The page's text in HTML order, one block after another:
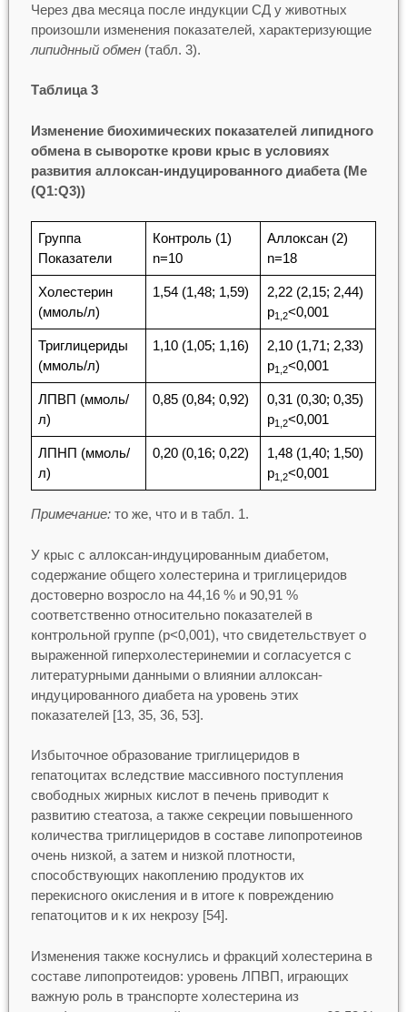
Через два месяца после индукции СД у животных
произошли изменения показателей, характеризующие
липиднный обмен(табл. 3).
Таблица 3
Изменение биохимических показателей липидного
обмена в сыворотке крови крыс в условиях
развития аллоксан-индуцированного диабета (Me
(Q1:Q3))
Группа
Показатели
Контроль (1)
n=10
Аллоксан (2)
n=18
Холестерин
(ммоль/л)
1,54 (1,48; 1,59)
2,22 (2,15; 2,44)
p1,2<0,001
Триглицериды
(ммоль/л)
1,10 (1,05; 1,16)
2,10 (1,71; 2,33)
p1,2<0,001
ЛПВП (ммоль/
л)
0,85 (0,84; 0,92)
0,31 (0,30; 0,35)
p1,2<0,001
ЛПНП (ммоль/
л)
0,20 (0,16; 0,22)
1,48 (1,40; 1,50)
p1,2<0,001
Примечание: то же, что и в табл. 1.
У крыс с аллоксан-индуцированным диабетом,
содержание общего холестерина и триглицеридов
достоверно возросло на 44,16 % и 90,91 %
соответственно относительно показателей в
контрольной группе (p<0,001), что свидетельствует о
выраженной гиперхолестеринемии и согласуется с
литературными данными о влиянии аллоксан-
индуцированного диабета на уровень этих
показателей [13, 35, 36, 53].
Избыточное образование триглицеридов в
гепатоцитах вследствие массивного поступления
свободных жирных кислот в печень приводит к
развитию стеатоза, а также секреции повышенного
количества триглицеридов в составе липопротеинов
очень низкой, а затем и низкой плотности,
способствующих накоплению продуктов их
перекисного окисления и в итоге к повреждению
гепатоцитов и к их некрозу [54].
Изменения также коснулись и фракций холестерина в
составе липопротеидов: уровень ЛПВП, играющих
важную роль в транспорте холестерина из